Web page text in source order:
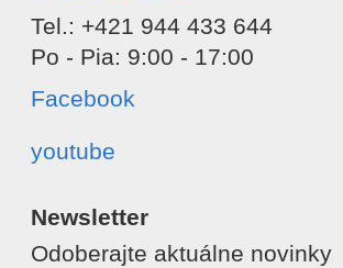
Tel.: +421 944 433 644
Po - Pia: 9:00 - 17:00
Facebook
youtube
Newsletter
Odoberajte aktuálne novinky